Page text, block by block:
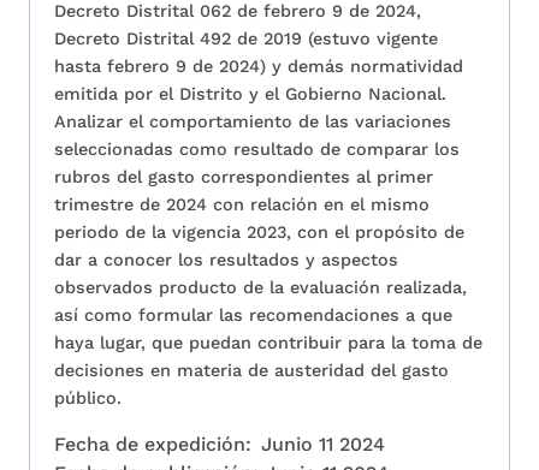
Decreto Distrital 062 de febrero 9 de 2024,
Decreto Distrital 492 de 2019 (estuvo vigente
hasta febrero 9 de 2024) y demás normatividad
emitida por el Distrito y el Gobierno Nacional.
Analizar el comportamiento de las variaciones
seleccionadas como resultado de comparar los
rubros del gasto correspondientes al primer
trimestre de 2024 con relación en el mismo
periodo de la vigencia 2023, con el propósito de
dar a conocer los resultados y aspectos
observados producto de la evaluación realizada,
así como formular las recomendaciones a que
haya lugar, que puedan contribuir para la toma de
decisiones en materia de austeridad del gasto
público.
Fecha de expedición: Junio 11 2024